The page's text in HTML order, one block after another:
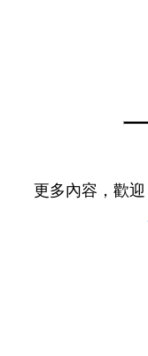
更多內容，歡迎